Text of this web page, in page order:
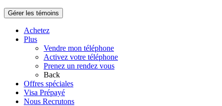
Gérer les témoins
Achetez
Plus
Vendre mon téléphone
Activez votre téléphone
Prenez un rendez vous
Back
Offres spéciales
Visa Prépayé
Nous Recrutons